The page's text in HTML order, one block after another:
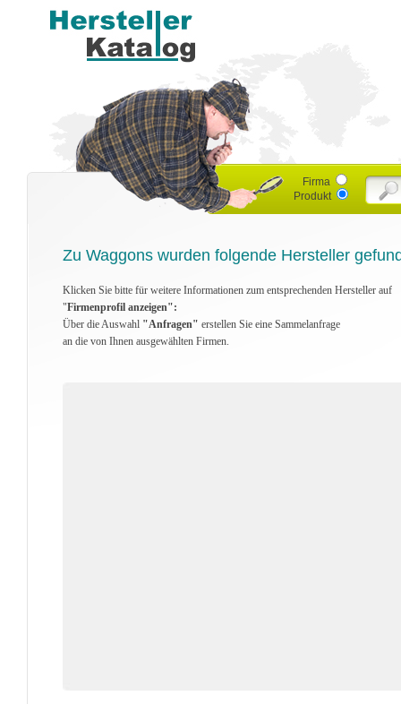
Firma
Produkt
Zu Waggons wurden folgende Hersteller
Klicken Sie bitte für weitere Informationen zum entsprechenden Hersteller auf
"Firmenprofil anzeigen":
Über die Auswahl "Anfragen" erstellen Sie eine Sammelanfrage
an die von Ihnen ausgewählten Firmen.